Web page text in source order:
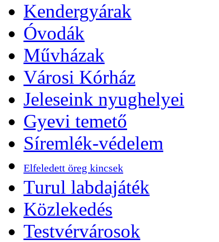
Kendergyárak
Óvodák
Művházak
Városi Kórház
Jeleseink nyughelyei
Gyevi temető
Síremlék-védelem
Elfeledett öreg kincsek
Turul labdajáték
Közlekedés
Testvérvárosok